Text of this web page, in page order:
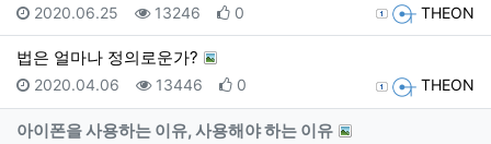
등록자 THEON
등록일
2020.06.25 조회
13246 추천
0
법은 얼마나 정의로운가?
등록자 THEON
등록일
2020.04.06 조회
13446 추천
0
아이폰을 사용하는 이유, 사용해야 하는 이유